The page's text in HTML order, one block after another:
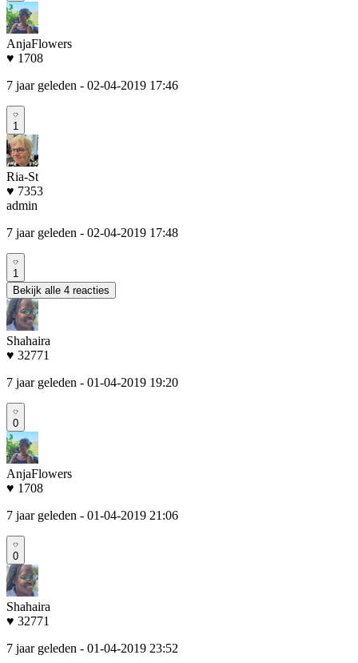
AnjaFlowers
♥ 1708
7 jaar geleden - 02-04-2019 17:46
1
Ria-St
♥ 7353
admin
7 jaar geleden - 02-04-2019 17:48
1
Bekijk alle 4 reacties
Shahaira
♥ 32771
7 jaar geleden - 01-04-2019 19:20
0
AnjaFlowers
♥ 1708
7 jaar geleden - 01-04-2019 21:06
0
Shahaira
♥ 32771
7 jaar geleden - 01-04-2019 23:52